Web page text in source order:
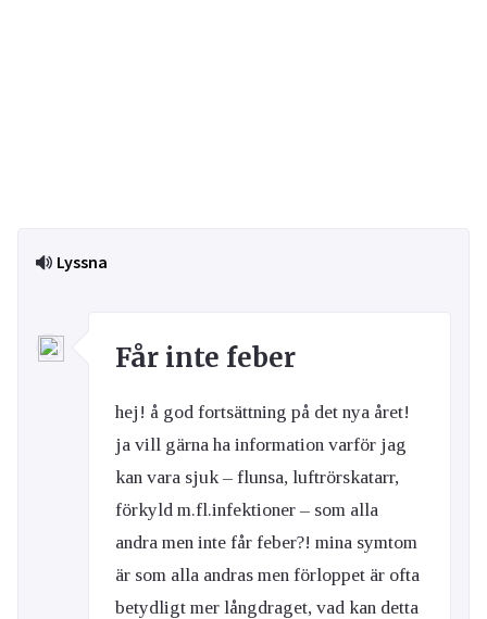
Lyssna
Får inte feber
hej! å god fortsättning på det nya året!
ja vill gärna ha information varför jag
kan vara sjuk – flunsa, luftrörskatarr,
förkyld m.fl.infektioner – som alla
andra men inte får feber?! mina symtom
är som alla andras men förloppet är ofta
betydligt mer långdraget, vad kan detta